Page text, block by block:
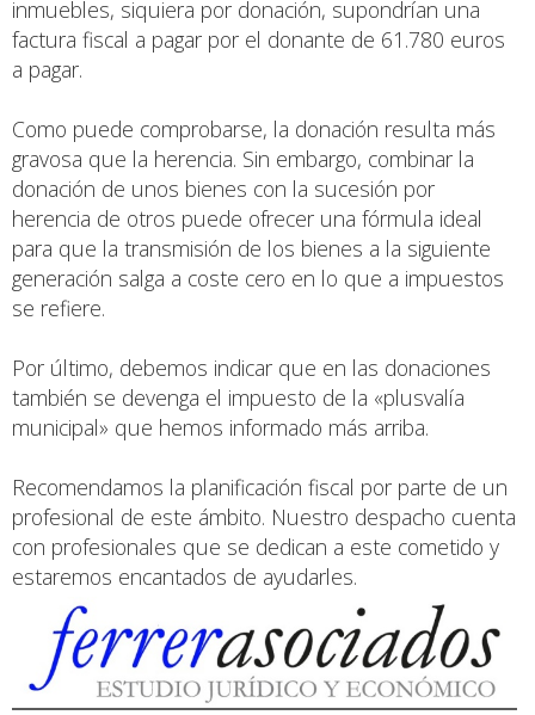
inmuebles, siquiera por donación, supondrían una
factura fiscal a pagar por el donante de 61.780 euros
a pagar.
Como puede comprobarse, la donación resulta más
gravosa que la herencia. Sin embargo, combinar la
donación de unos bienes con la sucesión por
herencia de otros puede ofrecer una fórmula ideal
para que la transmisión de los bienes a la siguiente
generación salga a coste cero en lo que a impuestos
se refiere.
Por último, debemos indicar que en las donaciones
también se devenga el impuesto de la «plusvalía
municipal» que hemos informado más arriba.
Recomendamos la planificación fiscal por parte de un
profesional de este ámbito. Nuestro despacho cuenta
con profesionales que se dedican a este cometido y
estaremos encantados de ayudarles.